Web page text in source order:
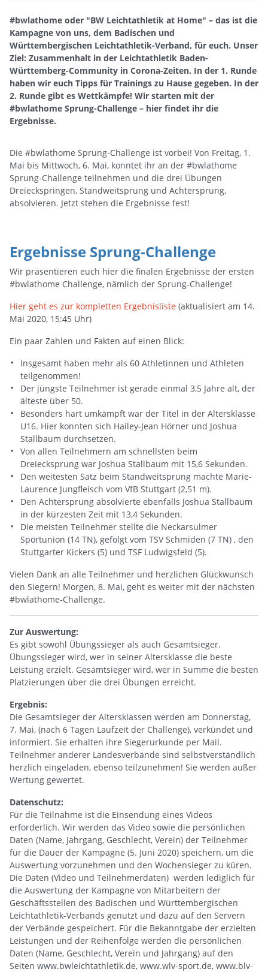
#bwlathome oder "BW Leichtathletik at Home" – das ist die
Kampagne von uns, dem Badischen und
Württembergischen Leichtathletik-Verband, für euch. Unser
Ziel: Zusammenhalt in der Leichtathletik Baden-
Württemberg-Community in Corona-Zeiten. In der 1. Runde
haben wir euch Tipps für Trainings zu Hause gegeben. In der
2. Runde gibt es Wettkämpfe! Wir starten mit der
#bwlathome Sprung-Challenge – hier findet ihr die
Ergebnisse.
Die #bwlathome Sprung-Challenge ist vorbei! Von Freitag, 1.
Mai bis Mittwoch, 6. Mai, konntet ihr an der #bwlathome
Sprung-Challenge teilnehmen und die drei Übungen
Dreieckspringen, Standweitsprung und Achtersprung,
absolvieren. Jetzt stehen die Ergebnisse fest!
Ergebnisse Sprung-Challenge
Wir präsentieren euch hier die finalen Ergebnisse der ersten
#bwlathome Challenge, nämlich der Sprung-Challenge!
Hier geht es zur kompletten Ergebnisliste (aktualisiert am 14.
Mai 2020, 15:45 Uhr)
Ein paar Zahlen und Fakten auf einen Blick:
Insgesamt haben mehr als 60 Athletinnen und Athleten
teilgenommen!
Der jüngste Teilnehmer ist gerade einmal 3,5 Jahre alt, der
älteste über 50.
Besonders hart umkämpft war der Titel in der Altersklasse
U16. Hier konnten sich Hailey-Jean Hörner und Joshua
Stallbaum durchsetzen.
Von allen Teilnehmern am schnellsten beim
Dreiecksprung war Joshua Stallbaum mit 15,6 Sekunden.
Den weitesten Satz beim Standweitsprung machte Marie-
Laurence Jungfleisch vom VfB Stuttgart (2,51 m).
Den Achtersprung absolvierte ebenfalls Joshua Stallbaum
in der kürzesten Zeit mit 13,4 Sekunden.
Die meisten Teilnehmer stellte die Neckarsulmer
Sportunion (14 TN), gefolgt vom TSV Schmiden (7 TN) , den
Stuttgarter Kickers (5) und TSF Ludwigsfeld (5).
Vielen Dank an alle Teilnehmer und herzlichen Glückwunsch
den Siegern! Morgen, 8. Mai, geht es weiter mit der nächsten
#bwlathome-Challenge.
Zur Auswertung:
Es gibt sowohl Übungssieger als auch Gesamtsieger.
Übungssieger wird, wer in seiner Altersklasse die beste
Leistung erzielt. Gesamtsieger wird, wer in Summe die besten
Platzierungen über die drei Übungen erreicht.
Ergebnis:
Die Gesamtsieger der Altersklassen werden am Donnerstag,
7. Mai, (nach 6 Tagen Laufzeit der Challenge), verkündet und
informiert. Sie erhalten ihre Siegerurkunde per Mail.
Teilnehmer anderer Landesverbände sind selbstverständlich
herzlich eingeladen, ebenso teilzunehmen! Sie werden außer
Wertung gewertet.
Datenschutz:
Für die Teilnahme ist die Einsendung eines Videos
erforderlich. Wir werden das Video sowie die persönlichen
Daten (Name, Jahrgang, Geschlecht, Verein) der Teilnehmer
für die Dauer der Kampagne (5. Juni 2020) speichern, um die
Auswertung vorzunehmen und den Wochensieger zu küren.
Die Daten (Video und Teilnehmerdaten) werden lediglich für
die Auswertung der Kampagne von Mitarbeitern der
Geschäftsstellen des Badischen und Württembergischen
Leichtathletik-Verbands genutzt und dazu auf den Servern
der Verbände gespeichert. Für die Bekanntgabe der erzielten
Leistungen und der Reihenfolge werden die persönlichen
Daten (Name, Geschlecht, Verein und Jahrgang) auf den
Seiten www.bwleichtathletik.de, www.wlv-sport.de, www.blv-